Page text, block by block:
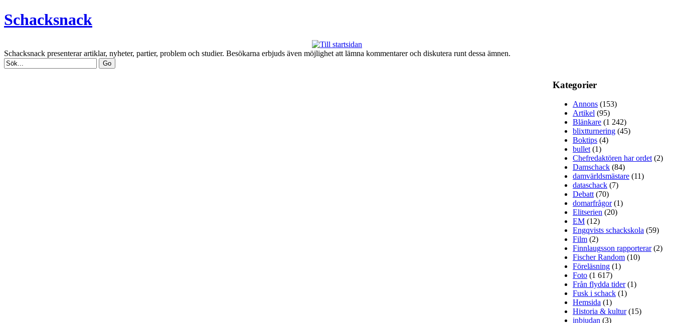
Schacksnack
Schacksnack presenterar artiklar, nyheter, partier, problem och studier. Besökarna erbjuds även möjlighet att lämna kommentarer och diskutera runt dessa ämnen.
Kategorier
Annons (153)
Artikel (95)
Blänkare (1 242)
blixtturnering (45)
Boktips (4)
bullet (1)
Chefredaktören har ordet (2)
Damschack (84)
damvärldsmästare (11)
dataschack (7)
Debatt (70)
domarfrågor(1)
Elitserien (20)
EM (12)
Engqvists schackskola (59)
Film (2)
Finnlaugsson rapporterar(2)
Fischer Random (10)
Föreläsning (1)
Foto (1 617)
Från flydda tider(1)
Fusk i schack (1)
Hemsida (1)
Historia & kultur(15)
inbjudan (3)